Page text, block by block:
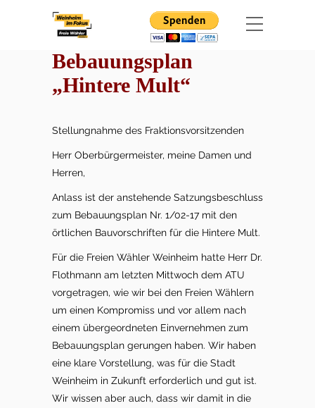
Bebauungsplan
„Hintere Mult“
Stellungnahme des Fraktionsvorsitzenden
Herr Oberbürgermeister, meine Damen und
Herren,
Anlass ist der anstehende Satzungsbeschluss
zum Bebauungsplan Nr. 1/02-17 mit den
örtlichen Bauvorschriften für die Hintere Mult.
Für die Freien Wähler Weinheim hatte Herr Dr.
Flothmann am letzten Mittwoch dem ATU
vorgetragen, wie wir bei den Freien Wählern
um einen Kompromiss und vor allem nach
einem übergeordneten Einvernehmen zum
Bebauungsplan gerungen haben. Wir haben
eine klare Vorstellung, was für die Stadt
Weinheim in Zukunft erforderlich und gut ist.
Wir wissen aber auch, dass wir damit in die